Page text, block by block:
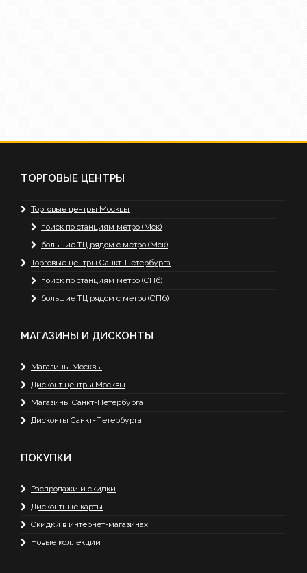
ТОРГОВЫЕ ЦЕНТРЫ
Торговые центры Москвы
поиск по станциям метро (Мск)
большие ТЦ рядом с метро (Мск)
Торговые центры Санкт-Петербурга
поиск по станциям метро (СПб)
большие ТЦ рядом с метро (СПб)
МАГАЗИНЫ И ДИСКОНТЫ
Магазины Москвы
Дисконт центры Москвы
Магазины Санкт-Петербурга
Дисконты Санкт-Петербурга
ПОКУПКИ
Распродажи и скидки
Дисконтные карты
Скидки в интернет-магазинах
Новые коллекции